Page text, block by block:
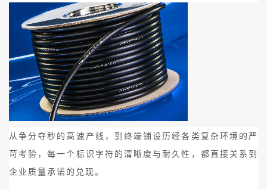
从争分夺秒的高速产线，到终端铺设历经各类复杂环境的严
苛考验，每一个标识字符的清晰度与耐久性，都直接关系到
企业质量承诺的兑现。